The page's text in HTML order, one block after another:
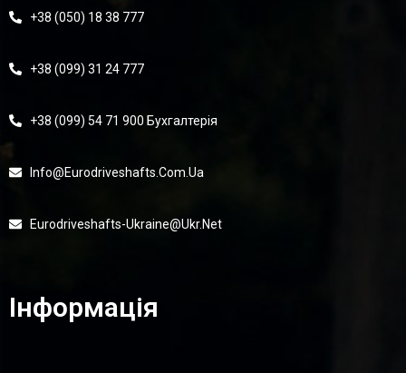
+38 (050) 18 38 777
+38 (099) 31 24 777
+38 (099) 54 71 900 Бухгалтерія
Info@eurodriveshafts.com.ua
Eurodriveshafts-Ukraine@ukr.net
Інформація